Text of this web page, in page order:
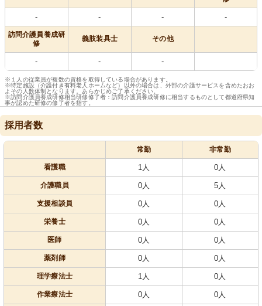
- - - -
訪問介護員養成研
修
義肢装具士 その他
- - -
※１人の従業員が複数の資格を取得している場合があります。
※特定施設（介護付き有料老人ホームなど）以外の場合は、外部の介護サービスを含めたおお
よその人数体制となります。あらかじめご了承ください。
※訪問介護員養成研修相当研修修了者：訪問介護員養成研修に相当するものとして都道府県知
事が認めた研修の修了者を指す。
採用者数
常勤 非常勤
看護職 1人 0人
介護職員 0人 5人
支援相談員 0人 0人
栄養士 0人 0人
医師 0人 0人
薬剤師 0人 0人
理学療法士 1人 0人
作業療法士 0人 0人